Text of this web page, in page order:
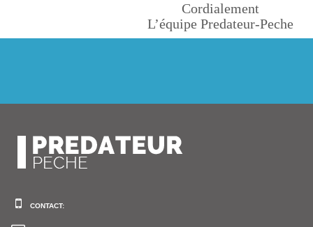
Cordialement
L’équipe Predateur-Peche
CONTACT: